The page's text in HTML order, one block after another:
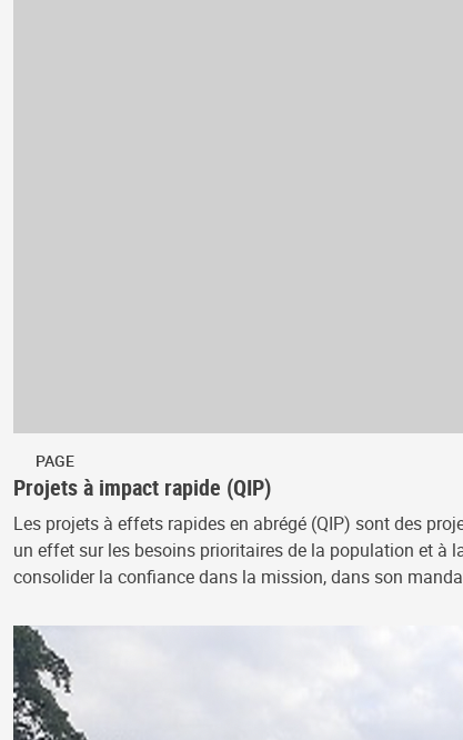
PAGE
Projets à impact rapide (QIP)
Les projets à effets rapides en abrégé (QIP) sont des
un effet sur les besoins prioritaires de la population et à
consolider la confiance dans la mission, dans son